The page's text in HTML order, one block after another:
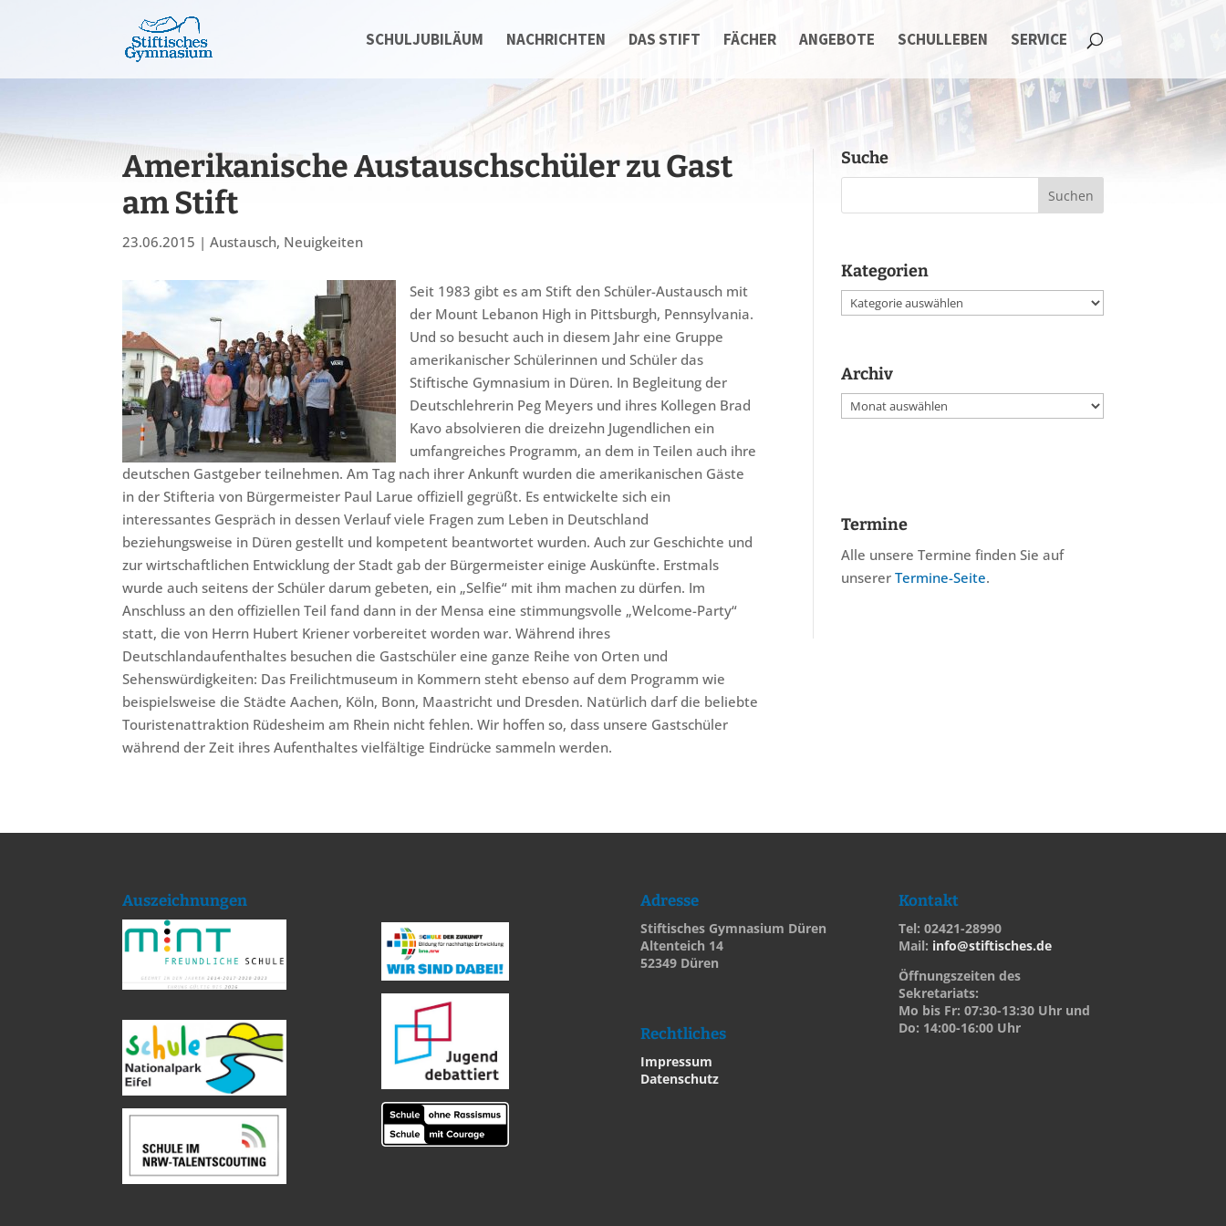
SCHULJUBILÄUM NACHRICHTEN DAS STIFT FÄCHER ANGEBOTE SCHULLEBEN SERVICE
Amerikanische Austauschschüler zu Gast
am Stift
23.06.2015 |Austausch, Neuigkeiten
Seit 1983 gibt es am Stift den Schüler-Austausch mit
der Mount Lebanon High in Pittsburgh, Pennsylvania.
Und so besucht auch in diesem Jahr eine Gruppe
amerikanischer Schülerinnen und Schüler das
Stiftische Gymnasium in Düren. In Begleitung der
Deutschlehrerin Peg Meyers und ihres Kollegen Brad
Kavo absolvieren die dreizehn Jugendlichen ein
umfangreiches Programm, an dem in Teilen auch ihre
deutschen Gastgeber teilnehmen. Am Tag nach ihrer Ankunft wurden die amerikanischen Gäste
in der Stifteria von Bürgermeister Paul Larue offiziell gegrüßt. Es entwickelte sich ein
interessantes Gespräch in dessen Verlauf viele Fragen zum Leben in Deutschland
beziehungsweise in Düren gestellt und kompetent beantwortet wurden. Auch zur Geschichte und
zur wirtschaftlichen Entwicklung der Stadt gab der Bürgermeister einige Auskünfte. Erstmals
wurde auch seitens der Schüler darum gebeten, ein „Selfie“ mit ihm machen zu dürfen. Im
Anschluss an den offiziellen Teil fand dann in der Mensa eine stimmungsvolle „Welcome-Party“
statt, die von Herrn Hubert Kriener vorbereitet worden war. Während ihres
Deutschlandaufenthaltes besuchen die Gastschüler eine ganze Reihe von Orten und
Sehenswürdigkeiten: Das Freilichtmuseum in Kommern steht ebenso auf dem Programm wie
beispielsweise die Städte Aachen, Köln, Bonn, Maastricht und Dresden. Natürlich darf die beliebte
Touristenattraktion Rüdesheim am Rhein nicht fehlen. Wir hoffen so, dass unsere Gastschüler
während der Zeit ihres Aufenthaltes vielfältige Eindrücke sammeln werden.
Suche
Kategorien
Kategorien
Archiv
Archiv
Termine
Alle unsere Termine finden Sie auf
unserer Termine-Seite.
Auszeichnungen Adresse
Stiftisches Gymnasium Düren
Altenteich 14
52349 Düren
Rechtliches
Impressum
Datenschutz
Kontakt
Tel: 02421-28990
Mail: info@stiftisches.de
Öffnungszeiten des
Sekretariats:
Mo bis Fr: 07:30-13:30 Uhr und
Do: 14:00-16:00 Uhr